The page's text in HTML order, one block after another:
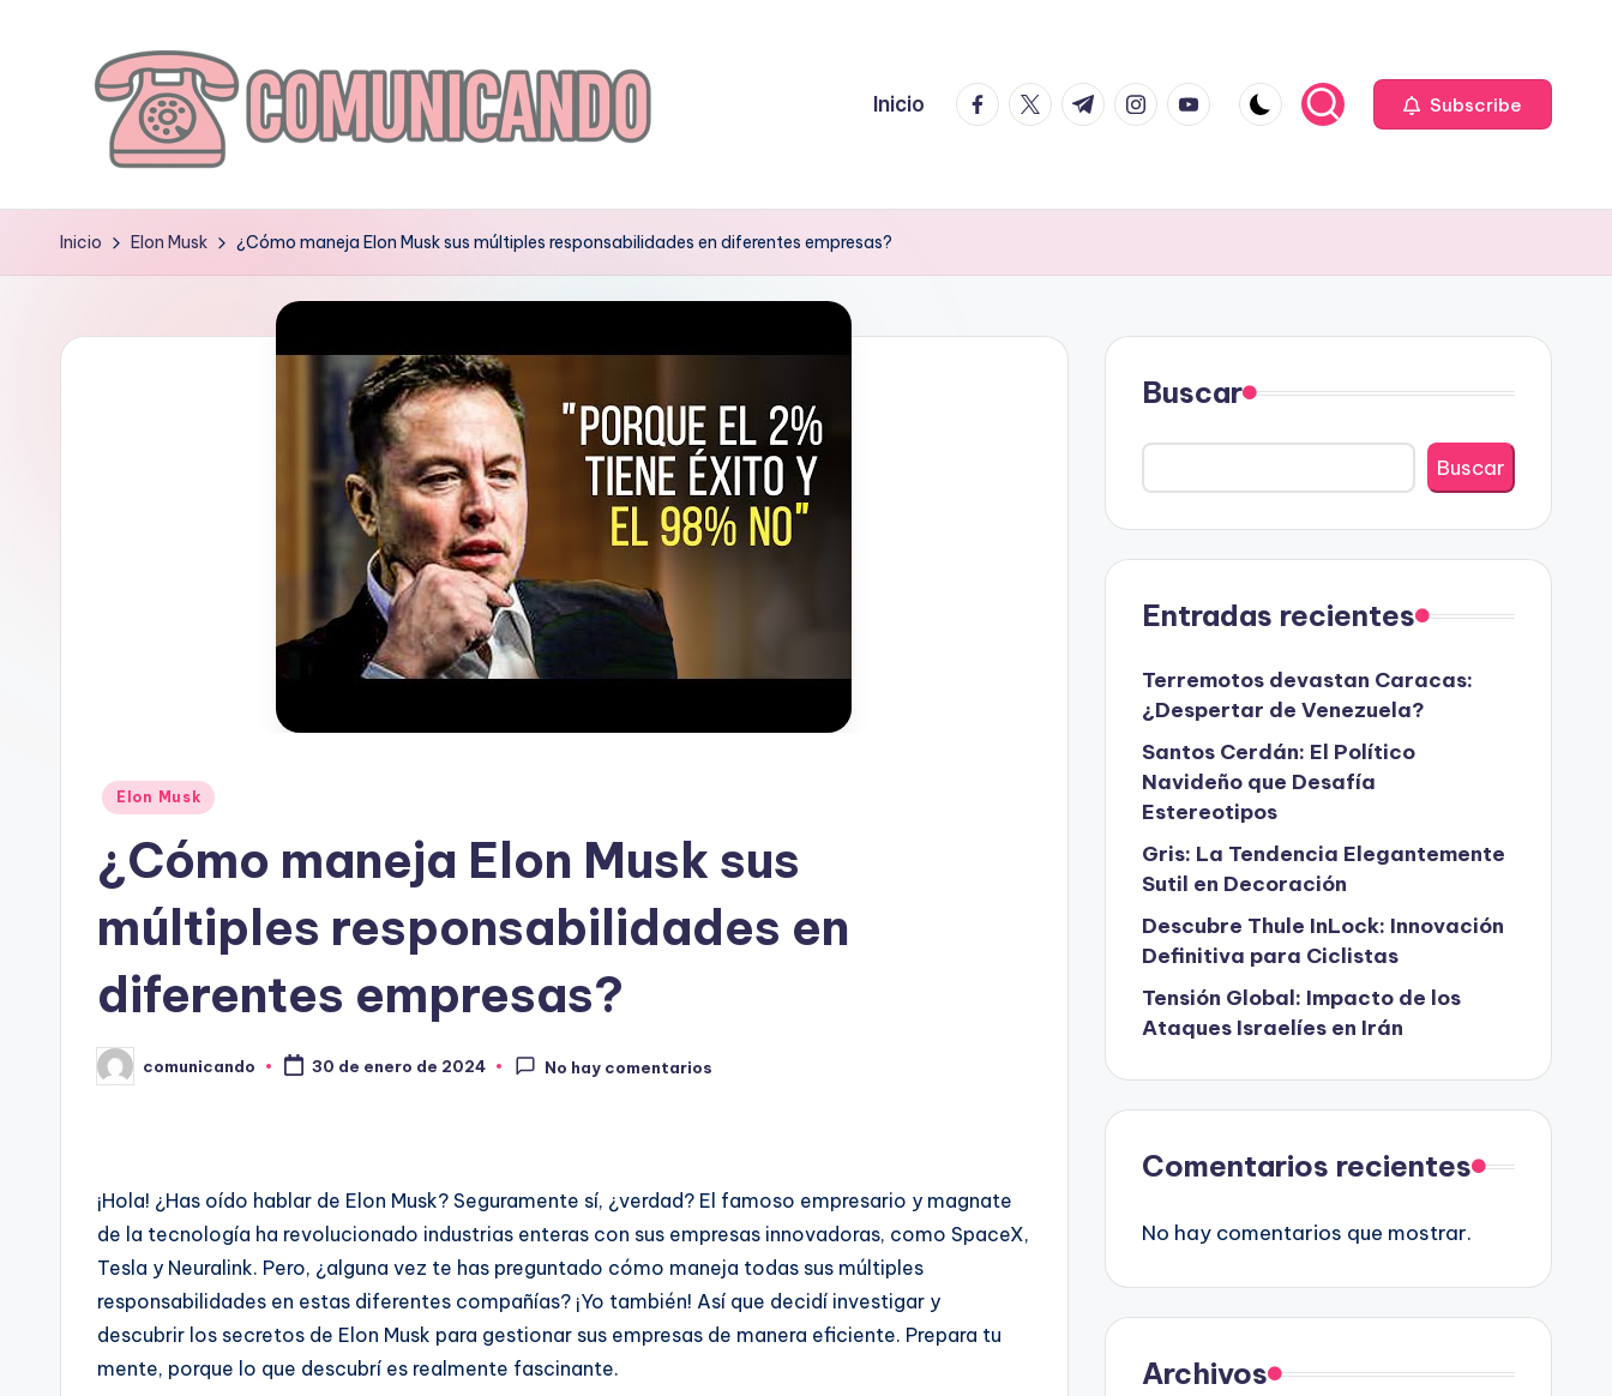
C
O
U
Inicio facebook.com
twitter.com
t.me instagram.com
youtube.com Subscribe
Inicio Elon Musk ¿Cómo maneja Elon Musk sus múltiples responsabilidades en diferentes empresas?
Publicado
Elon Musk
¿Cómo maneja Elon Musk sus
múltiples responsabilidades en
diferentes empresas?
Publicado
por
comunicando 30 de enero de 2024 No hay comentarios
¡Hola! ¿Has oído hablar de Elon Musk? Seguramente sí, ¿verdad? El famoso empresario y magnate
de la tecnología ha revolucionado industrias enteras con sus empresas innovadoras, como SpaceX,
Tesla y Neuralink. Pero, ¿alguna vez te has preguntado cómo maneja todas sus múltiples
responsabilidades en estas diferentes compañías? ¡Yo también! Así que decidí investigar y
descubrir los secretos de Elon Musk para gestionar sus empresas de manera eficiente. Prepara tu
mente, porque lo que descubrí es realmente fascinante.
Buscar
Buscar
Entradas recientes
Terremotos devastan Caracas:
¿Despertar de Venezuela?
Santos Cerdán: El Político
Navideño que Desafía
Estereotipos
Gris: La Tendencia Elegantemente
Sutil en Decoración
Descubre Thule InLock: Innovación
Definitiva para Ciclistas
Tensión Global: Impacto de los
Ataques Israelíes en Irán
Comentarios recientes
No hay comentarios que mostrar.
Archivos